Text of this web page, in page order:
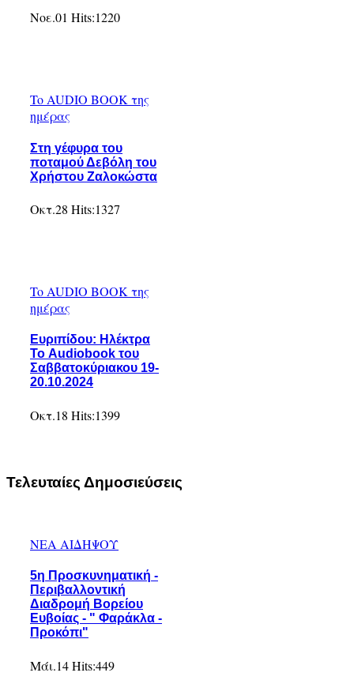
Νοε.01 Hits:1220
To AUDIO BOOK της
ημέρας
Στη γέφυρα του
ποταμού Δεβόλη του
Χρήστου Ζαλοκώστα
Οκτ.28 Hits:1327
To AUDIO BOOK της
ημέρας
Ευριπίδου: Ηλέκτρα
Το Audiobook του
Σαββατοκύριακου 19-
20.10.2024
Οκτ.18 Hits:1399
Τελευταίες Δημοσιεύσεις
ΝΕΑ ΑΙΔΗΨΟΥ
5η Προσκυνηματική -
Περιβαλλοντική
Διαδρομή Βορείου
Ευβοίας - " Φαράκλα -
Προκόπι"
Μάι.14Hits:449